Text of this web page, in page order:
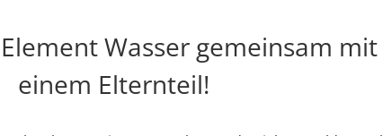
Wasser gemeinsam mit
einem Elternteil!